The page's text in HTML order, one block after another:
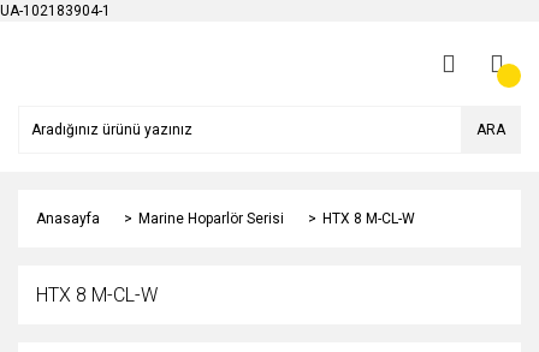
UA-102183904-1
ARA
Anasayfa Marine Hoparlör Serisi HTX 8 M-CL-W
HTX 8 M-CL-W